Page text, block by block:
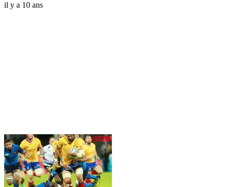
il y a 10 ans